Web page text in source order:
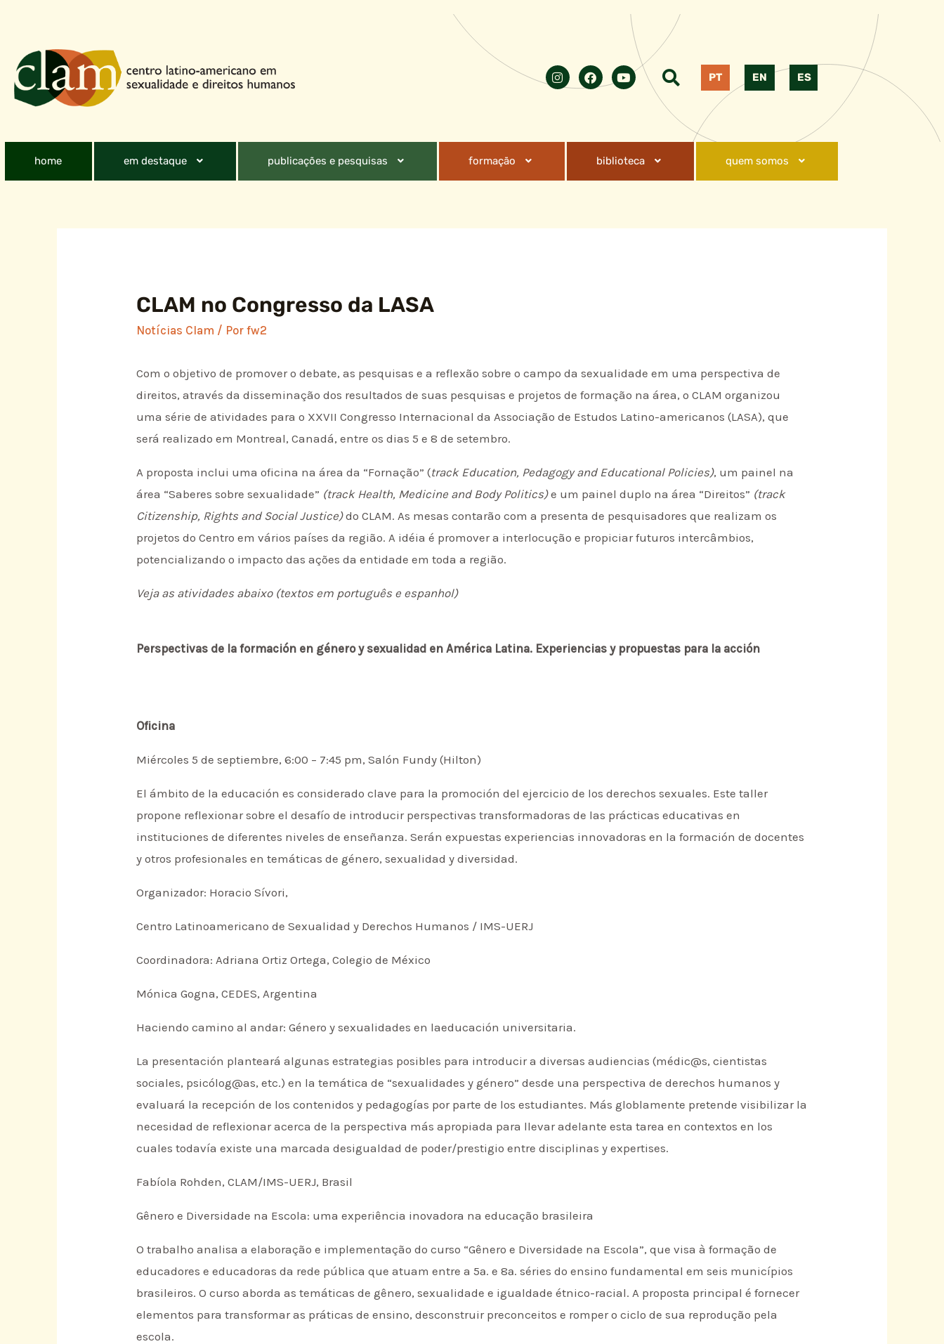
PT EN ES
home em destaque publicações e pesquisas formação biblioteca quem somos
CLAM no Congresso da LASA
Notícias Clam / Porfw2
Com o objetivo de promover o debate, as pesquisas e a reflexão sobre o campo da sexualidade em uma perspectiva de
direitos, através da disseminação dos resultados de suas pesquisas e projetos de formação na área, o CLAM organizou
uma série de atividades para o XXVII Congresso Internacional da Associação de Estudos Latino-americanos (LASA), que
será realizado em Montreal, Canadá, entre os dias 5 e 8 de setembro.
A proposta inclui uma oficina na área da “Fornação” (track Education, Pedagogy and Educational Policies), um painel na
área “Saberes sobre sexualidade” (track Health, Medicine and Body Politics)e um painel duplo na área “Direitos” (track
Citizenship, Rights and Social Justice)do CLAM. As mesas contarão com a presenta de pesquisadores que realizam os
projetos do Centro em vários países da região. A idéia é promover a interlocução e propiciar futuros intercâmbios,
potencializando o impacto das ações da entidade em toda a região.
Veja as atividades abaixo (textos em português e espanhol)
Perspectivas de la formación en género y sexualidad en América Latina. Experiencias y propuestas para la acción
Oficina
Miércoles 5 de septiembre, 6:00 – 7:45 pm, Salón Fundy (Hilton)
El ámbito de la educación es considerado clave para la promoción del ejercicio de los derechos sexuales. Este taller
propone reflexionar sobre el desafío de introducir perspectivas transformadoras de las prácticas educativas en
instituciones de diferentes niveles de enseñanza. Serán expuestas experiencias innovadoras en la formación de docentes
y otros profesionales en temáticas de género, sexualidad y diversidad.
Organizador: Horacio Sívori,
Centro Latinoamericano de Sexualidad y Derechos Humanos / IMS-UERJ
Coordinadora: Adriana Ortiz Ortega, Colegio de México
Mónica Gogna, CEDES, Argentina
Haciendo camino al andar: Género y sexualidades en laeducación universitaria.
La presentación planteará algunas estrategias posibles para introducir a diversas audiencias (médic@s, cientistas
sociales, psicólog@as, etc.) en la temática de “sexualidades y género” desde una perspectiva de derechos humanos y
evaluará la recepción de los contenidos y pedagogías por parte de los estudiantes. Más globlamente pretende visibilizar la
necesidad de reflexionar acerca de la perspectiva más apropiada para llevar adelante esta tarea en contextos en los
cuales todavía existe una marcada desigualdad de poder/prestigio entre disciplinas y expertises.
Fabíola Rohden, CLAM/IMS-UERJ, Brasil
Gênero e Diversidade na Escola: uma experiência inovadora na educação brasileira
O trabalho analisa a elaboração e implementação do curso “Gênero e Diversidade na Escola”, que visa à formação de
educadores e educadoras da rede pública que atuam entre a 5ª. e 8ª. séries do ensino fundamental em seis municípios
brasileiros. O curso aborda as temáticas de gênero, sexualidade e igualdade étnico-racial. A proposta principal é fornecer
elementos para transformar as práticas de ensino, desconstruir preconceitos e romper o ciclo de sua reprodução pela
escola.